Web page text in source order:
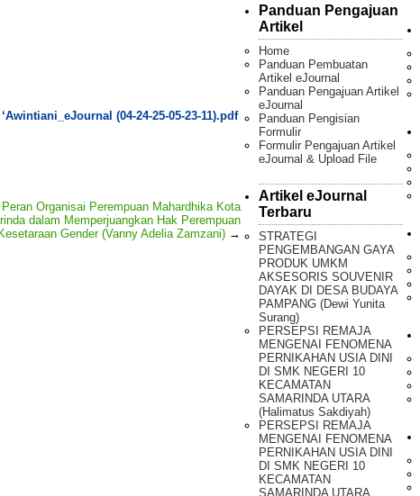
(04-24-25-05-23-11).pdf
Peran Organisai Perempuan Mahardhika Kota
dalam Memperjuangkan Hak Perempuan
Gender (Vanny Adelia Zamzani) →
Panduan Pengajuan
Artikel
Home
Panduan Pembuatan
Artikel eJournal
Panduan Pengajuan Artikel
eJournal
Panduan Pengisian
Formulir
Formulir Pengajuan Artikel
eJournal & Upload File
Artikel eJournal
Terbaru
STRATEGI
PENGEMBANGAN GAYA
PRODUK UMKM
AKSESORIS SOUVENIR
DAYAK DI DESA BUDAYA
PAMPANG (Dewi Yunita
Surang)
PERSEPSI REMAJA
MENGENAI FENOMENA
PERNIKAHAN USIA DINI
DI SMK NEGERI 10
KECAMATAN
SAMARINDA UTARA
(Halimatus Sakdiyah)
PERSEPSI REMAJA
MENGENAI FENOMENA
PERNIKAHAN USIA DINI
DI SMK NEGERI 10
KECAMATAN
SAMARINDA UTARA